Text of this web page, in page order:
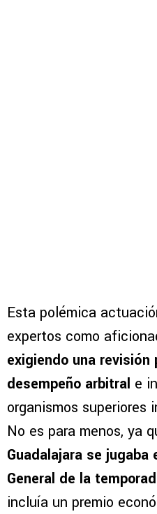
Esta polémica
expertos como
exigiendo una revisión
desempeño arbitral e
organismos superiores
No es para menos, ya
Guadalajara se
General de la
incluía un premio